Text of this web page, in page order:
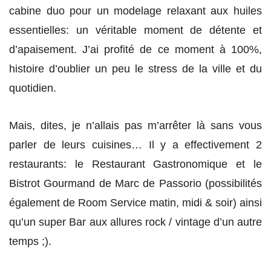
cabine duo pour un modelage relaxant aux huiles
essentielles: un véritable moment de détente et
d’apaisement. J’ai profité de ce moment à 100%,
histoire d’oublier un peu le stress de la ville et du
quotidien.
Mais, dites, je n’allais pas m’arrêter là sans vous
parler de leurs cuisines… Il y a effectivement 2
restaurants: le Restaurant Gastronomique et le
Bistrot Gourmand de Marc de Passorio (possibilités
également de Room Service matin, midi & soir) ainsi
qu’un super Bar aux allures rock / vintage d’un autre
temps ;).